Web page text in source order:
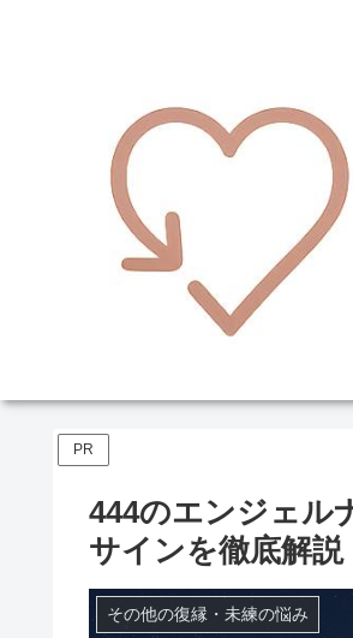
PR
444のエンジェル
サインを徹底解説
その他の復縁・未練の悩み